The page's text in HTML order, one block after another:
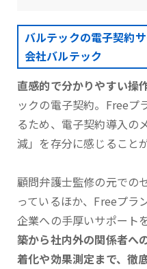
バルテックの電子契約
会社バルテック
直感的で分かりやすい操
ックの電子契約。Freeプ
るため、電子契約導入の
減」を存分に感じること
顧問弁護士監修の元での
っているほか、Freeプラ
企業への手厚いサポート
築から社内外の関係者へ
着化や効果測定まで、徹